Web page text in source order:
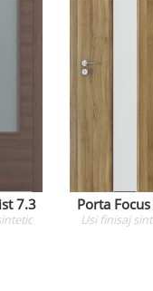
7.3 Porta
Usifinisaj